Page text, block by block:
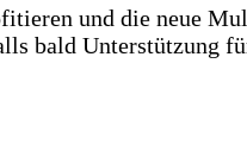
und die neue
bald Unterstützung